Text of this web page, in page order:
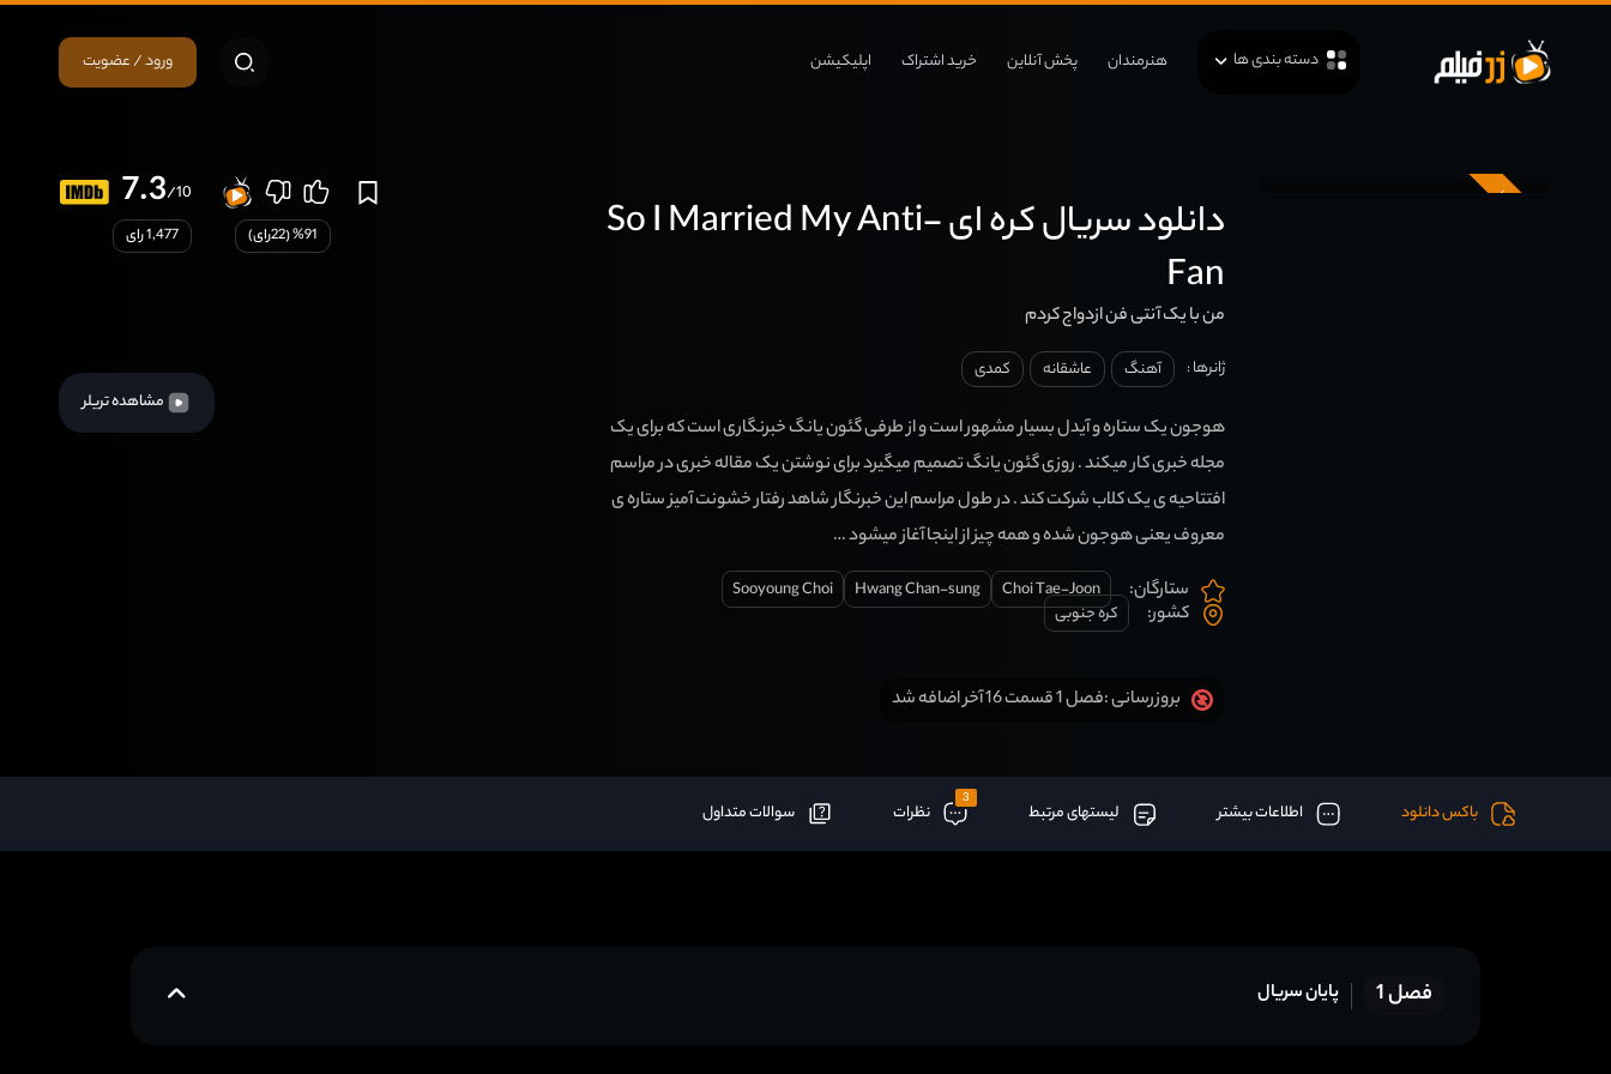
دسته بندی ها هنرمندان پخش آنلاین خرید اشتراک اپلیکیشن ورود / عضویت
زیرنویس
دانلود سریال کره ای So I Married My Anti-
Fan
من با یک آنتی فن ازدواج کردم
ژانرها : آهنگ عاشقانه کمدی
هوجون یک ستاره و آیدل بسیار مشهور است و از طرفی گئون یانگ خبرنگاری است که برای یک
مجله خبری کار میکند . روزی گئون یانگ تصمیم میگیرد برای نوشتن یک مقاله خبری در مراسم
افتتاحیه ی یک کلاب شرکت کند . در طول مراسم این خبرنگار شاهد رفتار خشونت آمیز ستاره ی
معروف یعنی هوجون شده و همه چیز از اینجا آغاز میشود …
ستارگان:
Choi Tae-Joon
Hwang Chan-sung
Sooyoung Choi
کشور: کره جنوبی
بروزرسانی :فصل 1 قسمت 16 آخر اضافه شد
7.3/10
1,477 رای 91
% (
22رای)
مشاهده تریلر
باکس دانلود اطلاعات بیشتر لیستهای مرتبط
3
نظرات سوالات متداول
فصل 1 پایان سریال